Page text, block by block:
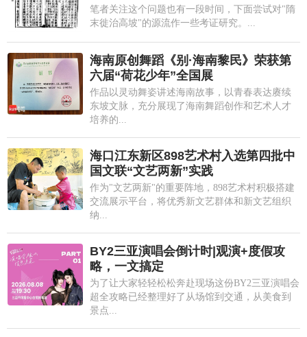
笔者关注这个问题也有一段时间，下面尝试对"隋
末徙治高坡"的源流作一些考证研究。...
海南原创舞蹈《别·海南黎民》荣获第
六届“荷花少年”全国展
作品以灵动舞姿讲述海南故事，以青春表达赓续
东坡文脉，充分展现了海南舞蹈创作和艺术人才
培养的...
海口江东新区898艺术村入选第四批中
国文联“文艺两新”实践
作为"文艺两新"的重要阵地，898艺术村积极搭建
交流展示平台，将优秀新文艺群体和新文艺组织
纳...
BY2三亚演唱会倒计时|观演+度假攻
略，一文搞定
为了让大家轻轻松松奔赴现场这份BY2三亚演唱会
超全攻略已经整理好了从场馆到交通，从美食到
景点...